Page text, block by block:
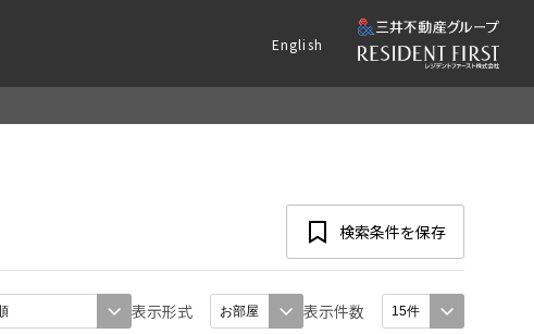
English
検索条件を保存
表示形式 表示件数